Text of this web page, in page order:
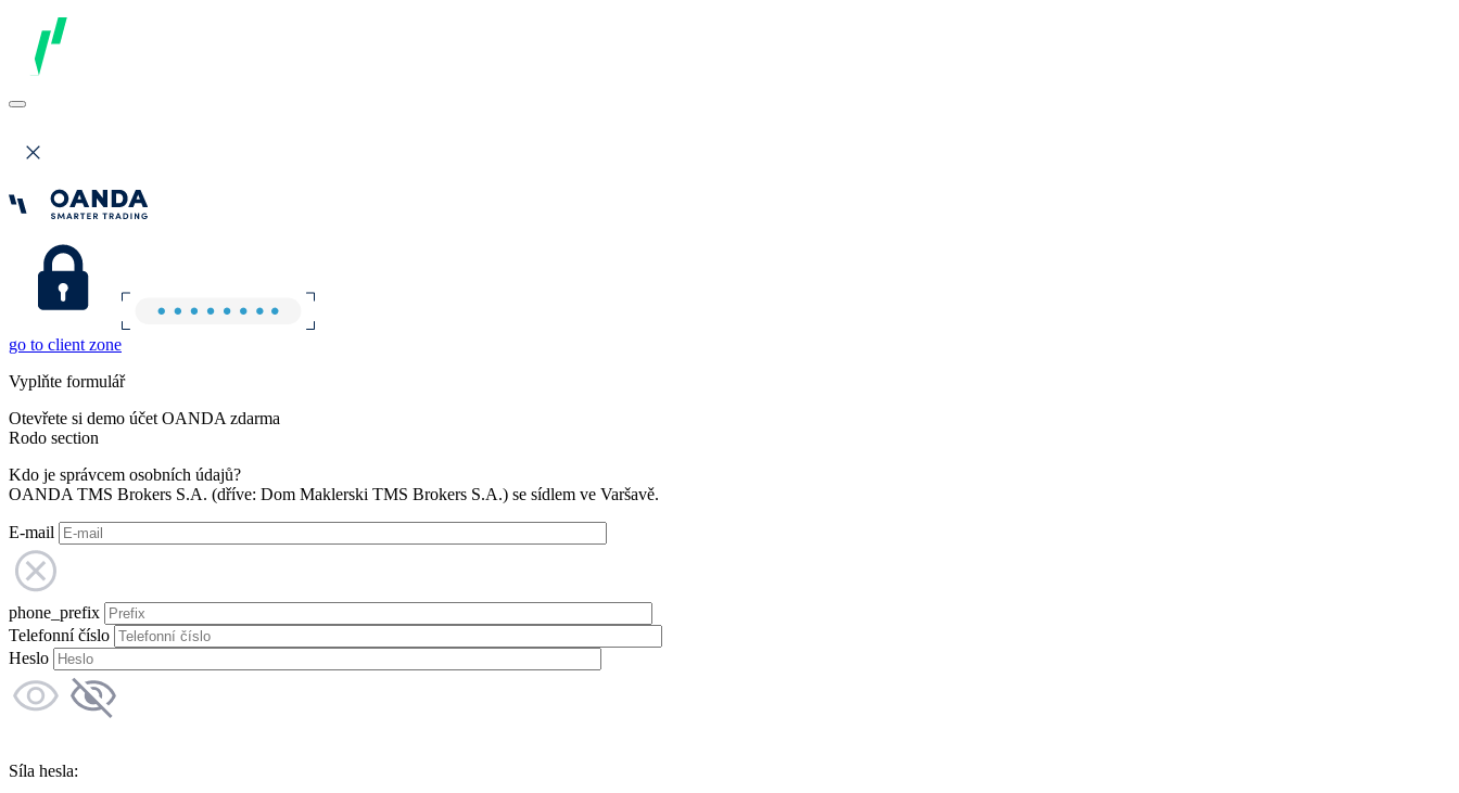
go to client zone
Vyplňte formulář
Otevřete si demo účet OANDA zdarma
Rodo section
Kdo je správcem osobních údajů?
OANDA TMS Brokers S.A. (dříve: Dom Maklerski TMS Brokers S.A.) se sídlem ve Varšavě.
E-mail
phone_prefix
Telefonní číslo
Heslo
Síla hesla: